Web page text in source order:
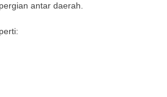
antar daerah.